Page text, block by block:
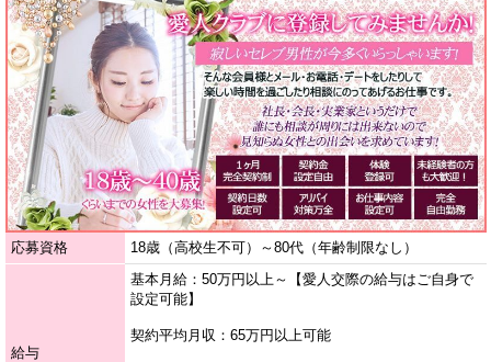
応募資格 18歳（高校生不可）～80代（年齢制限なし）
給与
基本月給：50万円以上～【愛人交際の給与はご自身で
設定可能】
契約平均月収：65万円以上可能